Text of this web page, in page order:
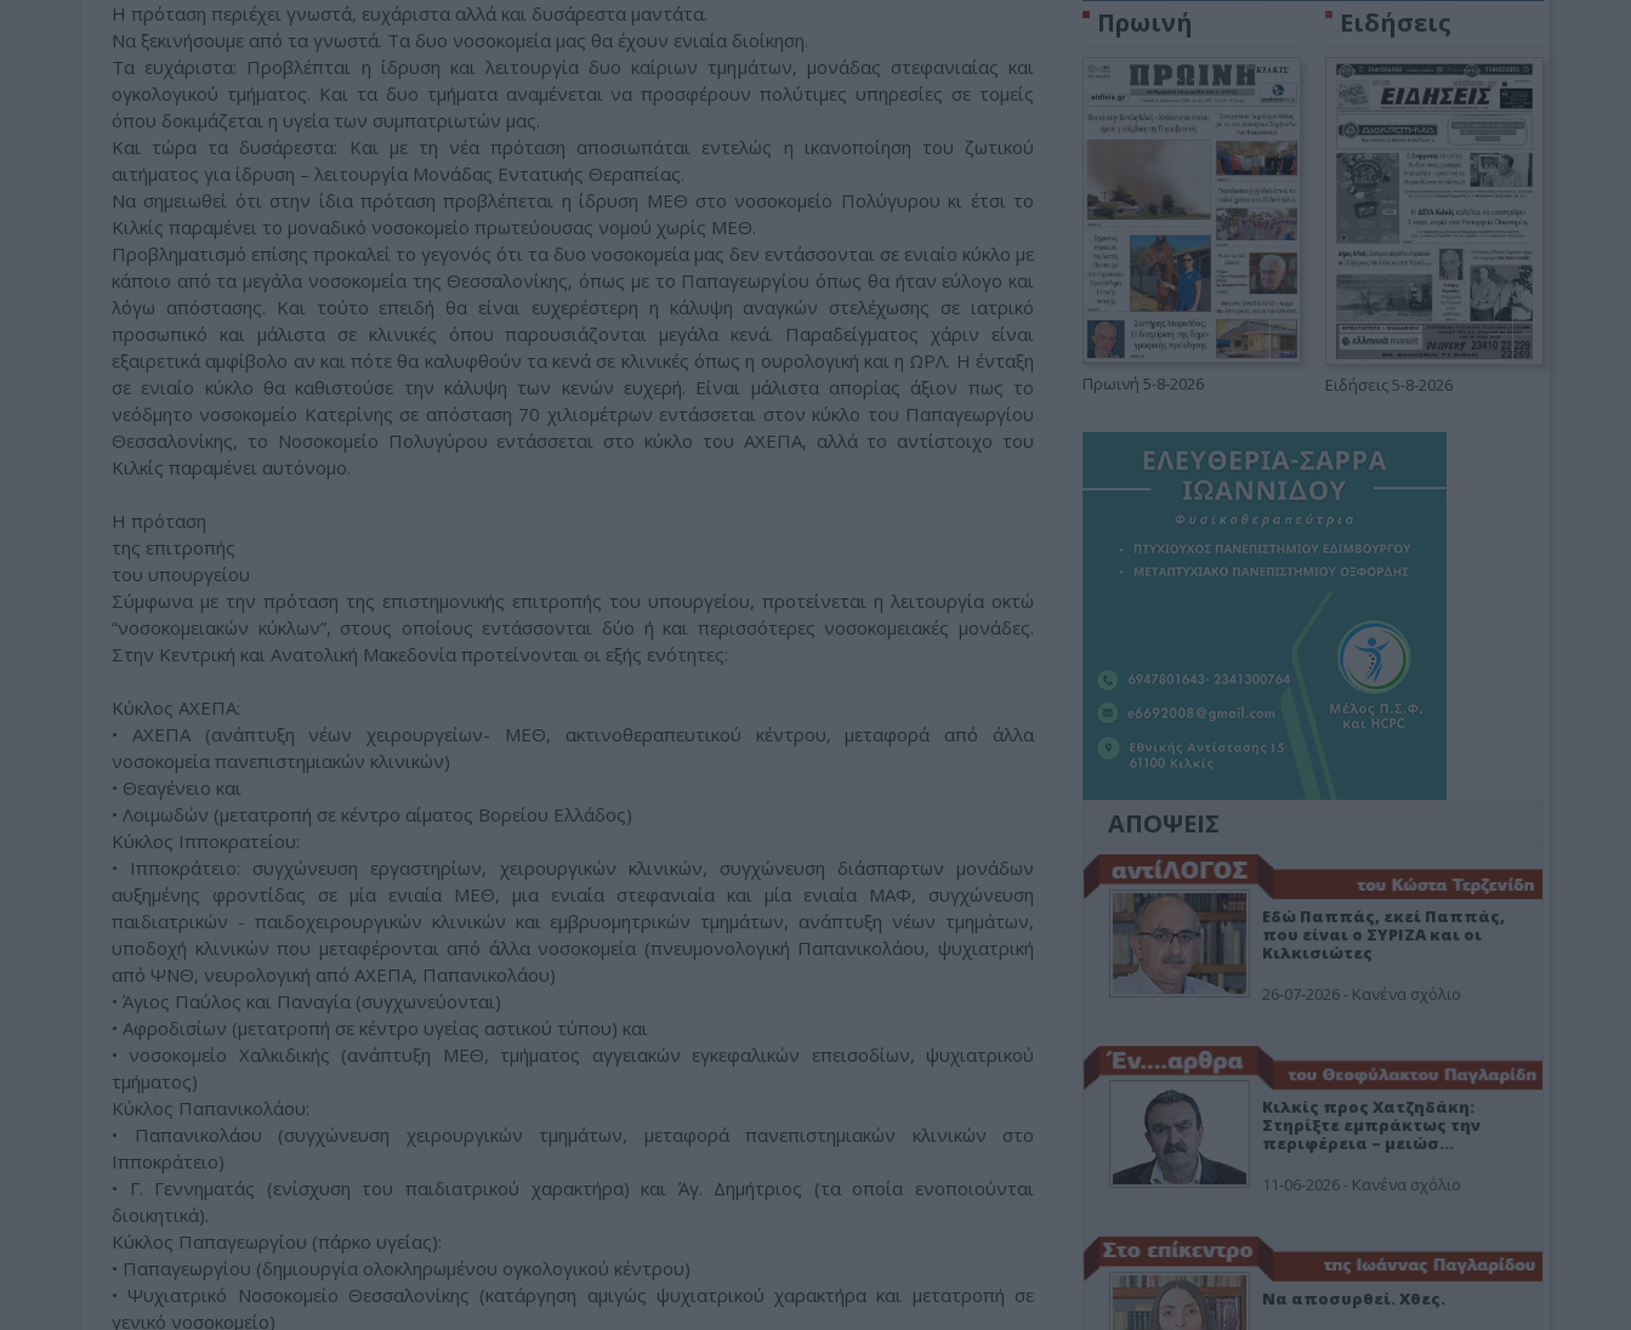
Η πρόταση περιέχει γνωστά, ευχάριστα αλλά και δυσάρεστα μαντάτα.
Να ξεκινήσουμε από τα γνωστά. Τα δυο νοσοκομεία μας θα έχουν ενιαία διοίκηση.
Τα ευχάριστα: Προβλέπται η ίδρυση και λειτουργία δυο καίριων τμημάτων, μονάδας στεφανιαίας και
ογκολογικού τμήματος. Και τα δυο τμήματα αναμένεται να προσφέρουν πολύτιμες υπηρεσίες σε τομείς
όπου δοκιμάζεται η υγεία των συμπατριωτών μας.
Και τώρα τα δυσάρεστα: Και με τη νέα πρόταση αποσιωπάται εντελώς η ικανοποίηση του ζωτικού
αιτήματος για ίδρυση – λειτουργία Μονάδας Εντατικής Θεραπείας.
Να σημειωθεί ότι στην ίδια πρόταση προβλέπεται η ίδρυση ΜΕΘ στο νοσοκομείο Πολύγυρου κι έτσι το
Κιλκίς παραμένει το μοναδικό νοσοκομείο πρωτεύουσας νομού χωρίς ΜΕΘ.
Προβληματισμό επίσης προκαλεί το γεγονός ότι τα δυο νοσοκομεία μας δεν εντάσσονται σε ενιαίο κύκλο με
κάποιο από τα μεγάλα νοσοκομεία της Θεσσαλονίκης, όπως με το Παπαγεωργίου όπως θα ήταν εύλογο και
λόγω απόστασης. Και τούτο επειδή θα είναι ευχερέστερη η κάλυψη αναγκών στελέχωσης σε ιατρικό
προσωπικό και μάλιστα σε κλινικές όπου παρουσιάζονται μεγάλα κενά. Παραδείγματος χάριν είναι
εξαιρετικά αμφίβολο αν και πότε θα καλυφθούν τα κενά σε κλινικές όπως η ουρολογική και η ΩΡΛ. Η ένταξη
σε ενιαίο κύκλο θα καθιστούσε την κάλυψη των κενών ευχερή. Είναι μάλιστα απορίας άξιον πως το
νεόδμητο νοσοκομείο Κατερίνης σε απόσταση 70 χιλιομέτρων εντάσσεται στον κύκλο του Παπαγεωργίου
Θεσσαλονίκης, το Νοσοκομείο Πολυγύρου εντάσσεται στο κύκλο του ΑΧΕΠΑ, αλλά το αντίστοιχο του
Κιλκίς παραμένει αυτόνομο.
Η πρόταση
της επιτροπής
του υπουργείου
Σύμφωνα με την πρόταση της επιστημονικής επιτροπής του υπουργείου, προτείνεται η λειτουργία οκτώ
“νοσοκομειακών κύκλων”, στους οποίους εντάσσονται δύο ή και περισσότερες νοσοκομειακές μονάδες.
Στην Κεντρική και Ανατολική Μακεδονία προτείνονται οι εξής ενότητες:
Κύκλος ΑΧΕΠΑ:
• ΑΧΕΠΑ (ανάπτυξη νέων χειρουργείων- ΜΕΘ, ακτινοθεραπευτικού κέντρου, μεταφορά από άλλα
νοσοκομεία πανεπιστημιακών κλινικών)
• Θεαγένειο και
• Λοιμωδών (μετατροπή σε κέντρο αίματος Βορείου Ελλάδος)
Κύκλος Ιπποκρατείου:
• Ιπποκράτειο: συγχώνευση εργαστηρίων, χειρουργικών κλινικών, συγχώνευση διάσπαρτων μονάδων
αυξημένης φροντίδας σε μία ενιαία ΜΕΘ, μια ενιαία στεφανιαία και μία ενιαία ΜΑΦ, συγχώνευση
παιδιατρικών - παιδοχειρουργικών κλινικών και εμβρυομητρικών τμημάτων, ανάπτυξη νέων τμημάτων,
υποδοχή κλινικών που μεταφέρονται από άλλα νοσοκομεία (πνευμονολογική Παπανικολάου, ψυχιατρική
από ΨΝΘ, νευρολογική από ΑΧΕΠΑ, Παπανικολάου)
• Άγιος Παύλος και Παναγία (συγχωνεύονται)
• Αφροδισίων (μετατροπή σε κέντρο υγείας αστικού τύπου) και
• νοσοκομείο Χαλκιδικής (ανάπτυξη ΜΕΘ, τμήματος αγγειακών εγκεφαλικών επεισοδίων, ψυχιατρικού
τμήματος)
Κύκλος Παπανικολάου:
• Παπανικολάου (συγχώνευση χειρουργικών τμημάτων, μεταφορά πανεπιστημιακών κλινικών στο
Ιπποκράτειο)
• Γ. Γεννηματάς (ενίσχυση του παιδιατρικού χαρακτήρα) και Άγ. Δημήτριος (τα οποία ενοποιούνται
διοικητικά).
Κύκλος Παπαγεωργίου (πάρκο υγείας):
• Παπαγεωργίου (δημιουργία ολοκληρωμένου ογκολογικού κέντρου)
• Ψυχιατρικό Νοσοκομείο Θεσσαλονίκης (κατάργηση αμιγώς ψυχιατρικού χαρακτήρα και μετατροπή σε
γενικό νοσοκομείο)
Πρωινή
Πρωινή 5-8-2026
Ειδήσεις
Ειδήσεις 5-8-2026
ΑΠΟΨΕΙΣ
Εδώ Παππάς, εκεί Παππάς,
που είναι ο ΣΥΡΙΖΑ και οι
Κιλκισιώτες
26-07-2026 - Κανένα σχόλιο
Κιλκίς προς Χατζηδάκη:
Στηρίξτε εμπράκτως την
περιφέρεια – μειώσ…
11-06-2026 - Κανένα σχόλιο
Να αποσυρθεί. Χθες.